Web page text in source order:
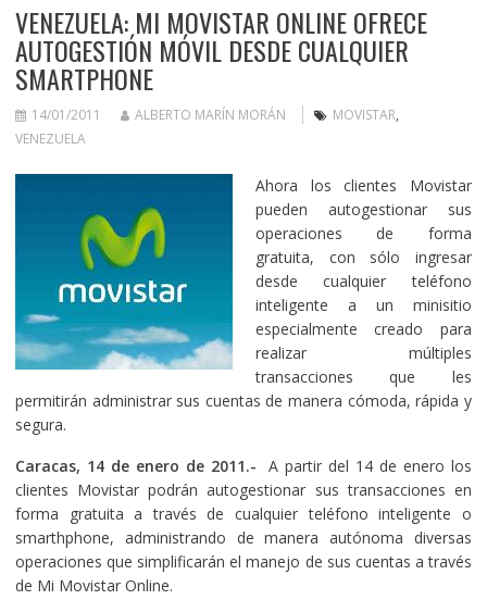
VENEZUELA: MI MOVISTAR ONLINE OFRECE
AUTOGESTIÓN MÓVIL DESDE CUALQUIER
SMARTPHONE
14/01/2011 ALBERTO MARÍN MORÁN MOVISTAR,
VENEZUELA
Ahora los clientes Movistar
pueden autogestionar sus
operaciones de forma
gratuita, con sólo ingresar
desde cualquier teléfono
inteligente a un minisitio
especialmente creado para
realizar múltiples
transacciones que les
permitirán administrar sus cuentas de manera cómoda, rápida y
segura.
Caracas, 14 de enero de 2011.- A partir del 14 de enero los
clientes Movistar podrán autogestionar sus transacciones en
forma gratuita a través de cualquier teléfono inteligente o
smarthphone, administrando de manera autónoma diversas
operaciones que simplificarán el manejo de sus cuentas a través
de Mi Movistar Online.